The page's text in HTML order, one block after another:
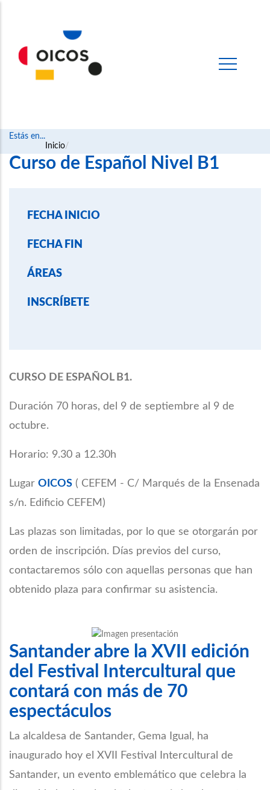
Estás en...
Ruta
de
Inicio
Curso de Español Nivel B1
FECHA INICIO
FECHA FIN
ÁREAS
INSCRÍBETE
CURSO DE ESPAÑOL B1.
Duración 70 horas, del 9 de septiembre al 9 de
octubre.
Horario: 9.30 a 12.30h
Lugar OICOS ( CEFEM - C/ Marqués de la Ensenada
s/n. Edificio CEFEM)
Las plazas son limitadas, por lo que se otorgarán por
orden de inscripción. Días previos del curso,
contactaremos sólo con aquellas personas que han
obtenido plaza para confirmar su asistencia.
Santander abre la XVII edición
del Festival Intercultural que
contará con más de 70
espectáculos
La alcaldesa de Santander, Gema Igual, ha
inaugurado hoy el XVII Festival Intercultural de
Santander, un evento emblemático que celebra la